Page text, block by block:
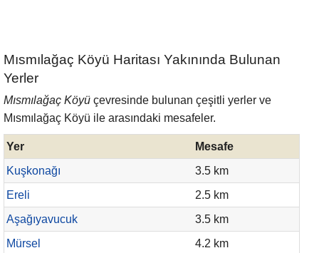
Mısmılağaç Köyü Haritası Yakınında Bulunan
Yerler
Mısmılağaç Köyü çevresinde bulunan çeşitli yerler ve
Mısmılağaç Köyü ile arasındaki mesafeler.
Yer
Mesafe
Kuşkonağı
3.5 km
Ereli
2.5 km
Aşağıyavucuk
3.5 km
Mürsel
4.2 km